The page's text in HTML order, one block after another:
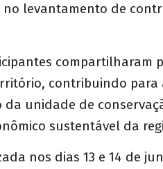
levantamento de
compartilharam
contribuindo
unidade de
sustentável da
nos dias 13 e 14 de